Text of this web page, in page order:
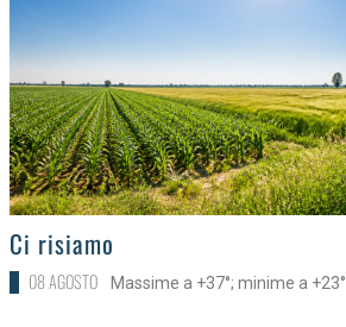
>
Ci risiamo
08 AGOSTO Massime a +37°; minime a +23°